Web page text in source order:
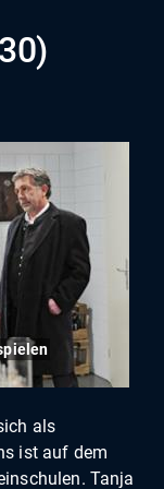
als
ist auf dem
Tanja